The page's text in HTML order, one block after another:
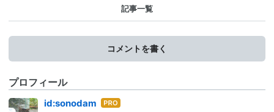
記事一覧
コメントを書く
プロフィール
id:sonodam はて